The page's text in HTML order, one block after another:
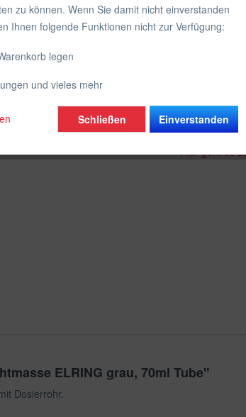
inkl. MwSt.zzgl.
Sofort
Artikel-Nr.:
Hier geht es
ELRING grau, 70ml Tube"
Dosierrohr.
zu können. Wenn Sie damit nicht einverstanden
Ihnen folgende Funktionen nicht zur Verfügung:
legen
und vieles mehr
Einverstanden
Schließen